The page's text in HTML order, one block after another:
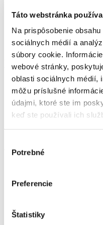
Táto webstránka
Na prispôsobenie
sociálnych médií a
súbory cookie.
webové stránky,
oblasti sociálnych médií,
môžu príslušné
údajmi, ktoré ste im
keď ste používali ich
súhlasu
Potrebné
Preferencie
Štatistiky
Výpredaj
O nás
Kontakt
Detail produktu
Produkty
Dámska móda
Jeansy
Jeansy dámske - Betty
Jeansy dámske - Betty Barclay
Zľava 70 %